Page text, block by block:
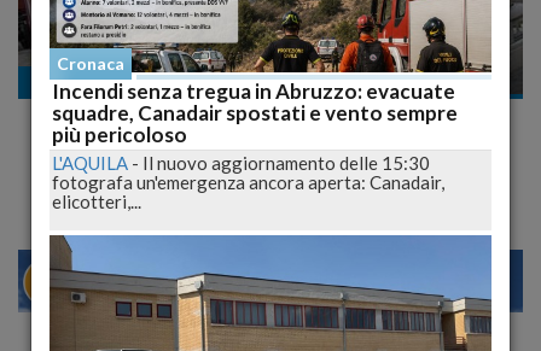
Cronaca
Chiusa la Galleria San Silvestro per Altri 4
Mesi: Anas si impegna per l'A14 Gratis
MILANO 28
Cronaca
Incendi senza tregua in Abruzzo: evacuate
squadre, Canadair spostati e vento sempre
più pericoloso
L'AQUILA - Il nuovo aggiornamento delle 15:30
fotografa un'emergenza ancora aperta: Canadair,
elicotteri,...